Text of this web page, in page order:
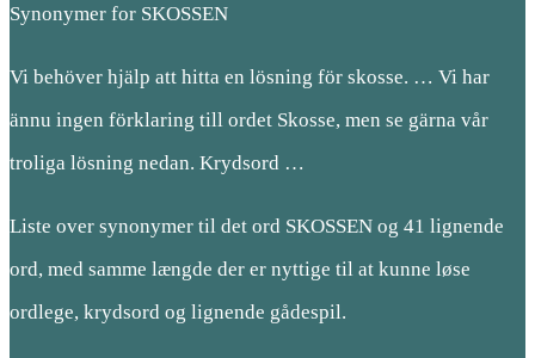
Synonymer for SKOSSEN
Vi behöver hjälp att hitta en lösning för skosse. … Vi har
ännu ingen förklaring till ordet Skosse, men se gärna vår
troliga lösning nedan. Krydsord …
Liste over synonymer til det ord SKOSSEN og 41 lignende
ord, med samme længde der er nyttige til at kunne løse
ordlege, krydsord og lignende gådespil.